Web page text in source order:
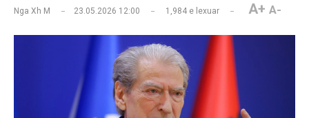
Nga Xh M 23.05.2026 12:00 1,984 e lexuar A+ A-